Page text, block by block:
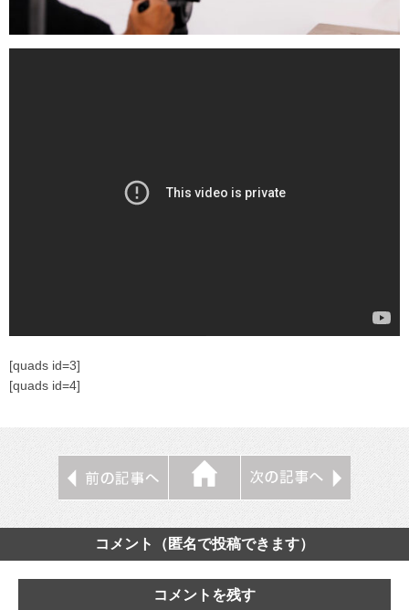
[quads id=3]
[quads id=4]
コメント（匿名で投稿できます）
コメントを残す